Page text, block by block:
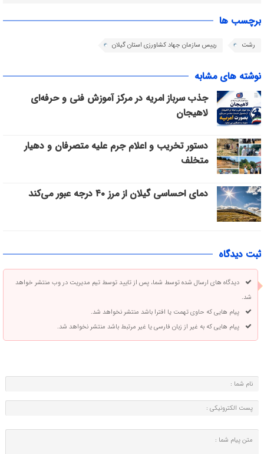
برچسب ها
رشت رییس سازمان جهاد کشاورزی استان گیلان
نوشته های مشابه
جذب سرباز امریه در مرکز آموزش فنی و حرفه‌ای
لاهیجان
دستور تخریب و اعلام جرم علیه متصرفان و دهیار
متخلف
دمای احساسی گیلان از مرز ۴۰ درجه عبور می‌کند
ثبت دیدگاه
دیدگاه های ارسال شده توسط شما، پس از تایید توسط تیم مدیریت در وب منتشر خواهد
شد.
پیام هایی که حاوی تهمت یا افترا باشد منتشر نخواهد شد.
پیام هایی که به غیر از زبان فارسی یا غیر مرتبط باشد منتشر نخواهد شد.